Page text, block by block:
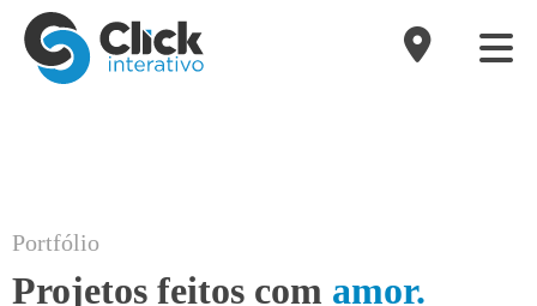
Portfólio
Projetos feitos com amor.